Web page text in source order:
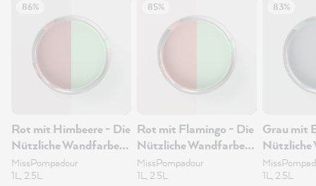
86%
Rot mit Himbeere - Die
Nützliche Wandfarbe
2.5L
MissPompadour
1L, 2.5L
85%
Rot mit Flamingo - Die
Nützliche Wandfarbe
2.5L
MissPompadour
1L, 2.5L
83%
Grau mit
Nützliche
2.5L
1L, 2.5L